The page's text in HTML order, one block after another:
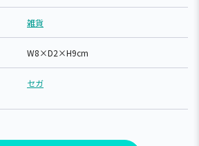
雑貨
W8×D2×H9cm
セガ